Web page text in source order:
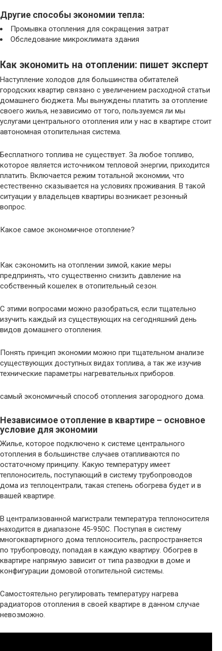
Другие способы экономии тепла:
Промывка отопления для сокращения затрат
Обследование микроклимата здания
Как экономить на отоплении: пишет эксперт
Наступление холодов для большинства обитателей
городских квартир связано с увеличением расходной статьи
домашнего бюджета. Мы вынуждены платить за отопление
своего жилья, независимо от того, пользуемся ли мы
услугами центрального отопления или у нас в квартире стоит
автономная отопительная система.
Бесплатного топлива не существует. За любое топливо,
которое является источником тепловой энергии, приходится
платить. Включается режим тотальной экономии, что
естественно сказывается на условиях проживания. В такой
ситуации у владельцев квартиры возникает резонный
вопрос.
Какое самое экономичное отопление?
Как сэкономить на отоплении зимой, какие меры
предпринять, что существенно снизить давление на
собственный кошелек в отопительный сезон.
С этими вопросами можно разобраться, если тщательно
изучить каждый из существующих на сегодняшний день
видов домашнего отопления.
Понять принцип экономии можно при тщательном анализе
существующих доступных видах топлива, а так же изучив
технические параметры нагревательных приборов.
самый экономичный способ отопления загородного дома.
Независимое отопление в квартире – основное
условие для экономии
Жилье, которое подключено к системе центрального
отопления в большинстве случаев отапливаются по
остаточному принципу. Какую температуру имеет
теплоноситель, поступающий в систему трубопроводов
дома из теплоцентрали, такая степень обогрева будет и в
вашей квартире.
В централизованной магистрали температура теплоносителя
находится в диапазоне 45-950С. Поступая в систему
многоквартирного дома теплоноситель, распространяется
по трубопроводу, попадая в каждую квартиру. Обогрев в
квартире напрямую зависит от типа разводки в доме и
конфигурации домовой отопительной системы.
Самостоятельно регулировать температуру нагрева
радиаторов отопления в своей квартире в данном случае
невозможно.